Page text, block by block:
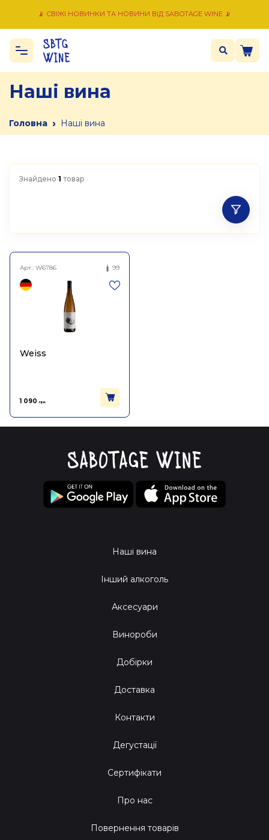
📡 СВІЖІ НОВИНКИ ТА НОВИНИ ВІД SABOTAGE WINE 📡
Наші вина
Головна › Наші вина
Знайдено 1 товар
Арт.: W6786 99
Weiss
1 090 грн.
Наші вина
Інший алкоголь
Аксесуари
Винороби
Добірки
Доставка
Контакти
Дегустації
Сертифікати
Про нас
Повернення товарів